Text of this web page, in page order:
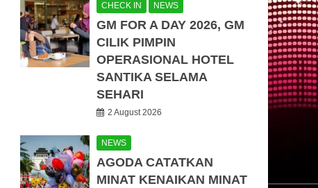
CHECK IN NEWS
GM FOR A DAY 2026, GM
CILIK PIMPIN
OPERASIONAL HOTEL
SANTIKA SELAMA
SEHARI
2 August 2026
NEWS
AGODA CATATKAN
MINAT KENAIKAN MINAT